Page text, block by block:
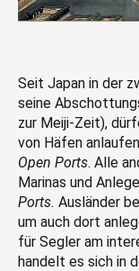
Seit Japan in der
seine
zur Meiji-Zeit),
von Häfen
Open Ports. Alle
Marinas und
Ports. Ausländer
um auch dort
für Segler am
handelt es sich in